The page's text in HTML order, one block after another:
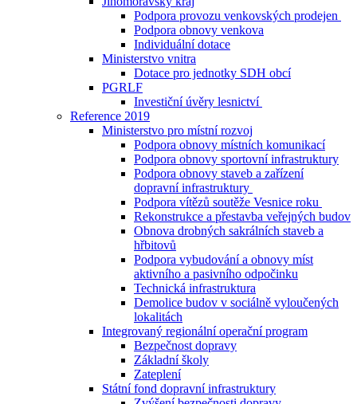
Podpora provozu venkovských prodejen
Podpora obnovy venkova
Individuální dotace
Ministerstvo vnitra
Dotace pro jednotky SDH obcí
PGRLF
Investiční úvěry lesnictví
Reference 2019
Ministerstvo pro místní rozvoj
Podpora obnovy místních komunikací
Podpora obnovy sportovní infrastruktury
Podpora obnovy staveb a zařízení
dopravní infrastruktury
Podpora vítězů soutěže Vesnice roku
Rekonstrukce a přestavba veřejných budov
Obnova drobných sakrálních staveb a
hřbitovů
Podpora vybudování a obnovy míst
aktivního a pasivního odpočinku
Technická infrastruktura
Demolice budov v sociálně vyloučených
lokalitách
Integrovaný regionální operační program
Bezpečnost dopravy
Základní školy
Zateplení
Státní fond dopravní infrastruktury